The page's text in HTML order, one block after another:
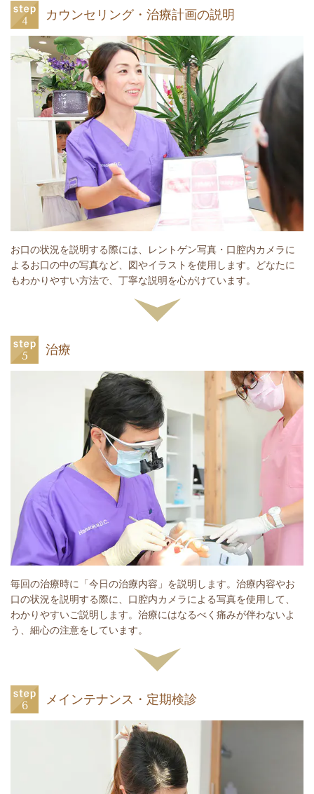
カウンセリング・治療計画の説明
お口の状況を説明する際には、レントゲン写真・口腔内カメラに
よるお口の中の写真など、図やイラストを使用します。どなたに
もわかりやすい方法で、丁寧な説明を心がけています。
治療
毎回の治療時に「今日の治療内容」を説明します。治療内容やお
口の状況を説明する際に、口腔内カメラによる写真を使用して、
わかりやすいご説明します。治療にはなるべく痛みが伴わないよ
う、細心の注意をしています。
メインテナンス・定期検診